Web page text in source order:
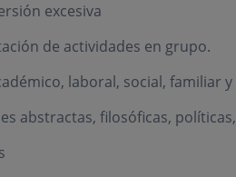
excesiva
de actividades en grupo.
laboral, social, familiar
abstractas, filosóficas,